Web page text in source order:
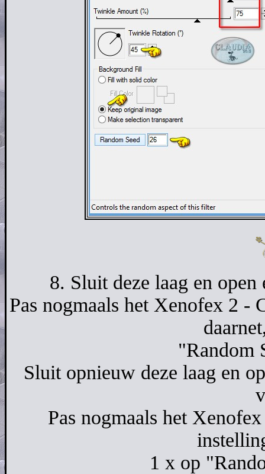
8. Sluit deze laag en
Pas nogmaals het Xenofex 2 -
"Random
Sluit opnieuw deze laag en
Pas nogmaals het
1 x op